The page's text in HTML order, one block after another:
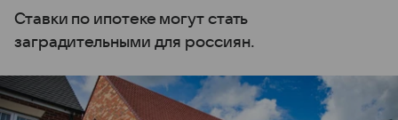
Ставки по ипотеке могут стать
заградительными для россиян.